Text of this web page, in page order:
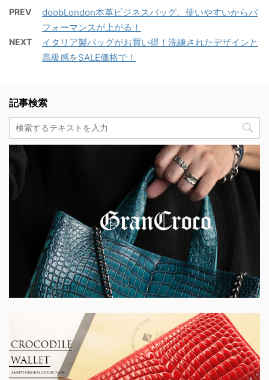
PREV
doobLondon本革ビジネスバッグ。使いやすいからパ
フォーマンスが上がる！
NEXT
イタリア製バッグがお買い得！洗練されたデザインと
高級感をSALE価格で！
記事検索